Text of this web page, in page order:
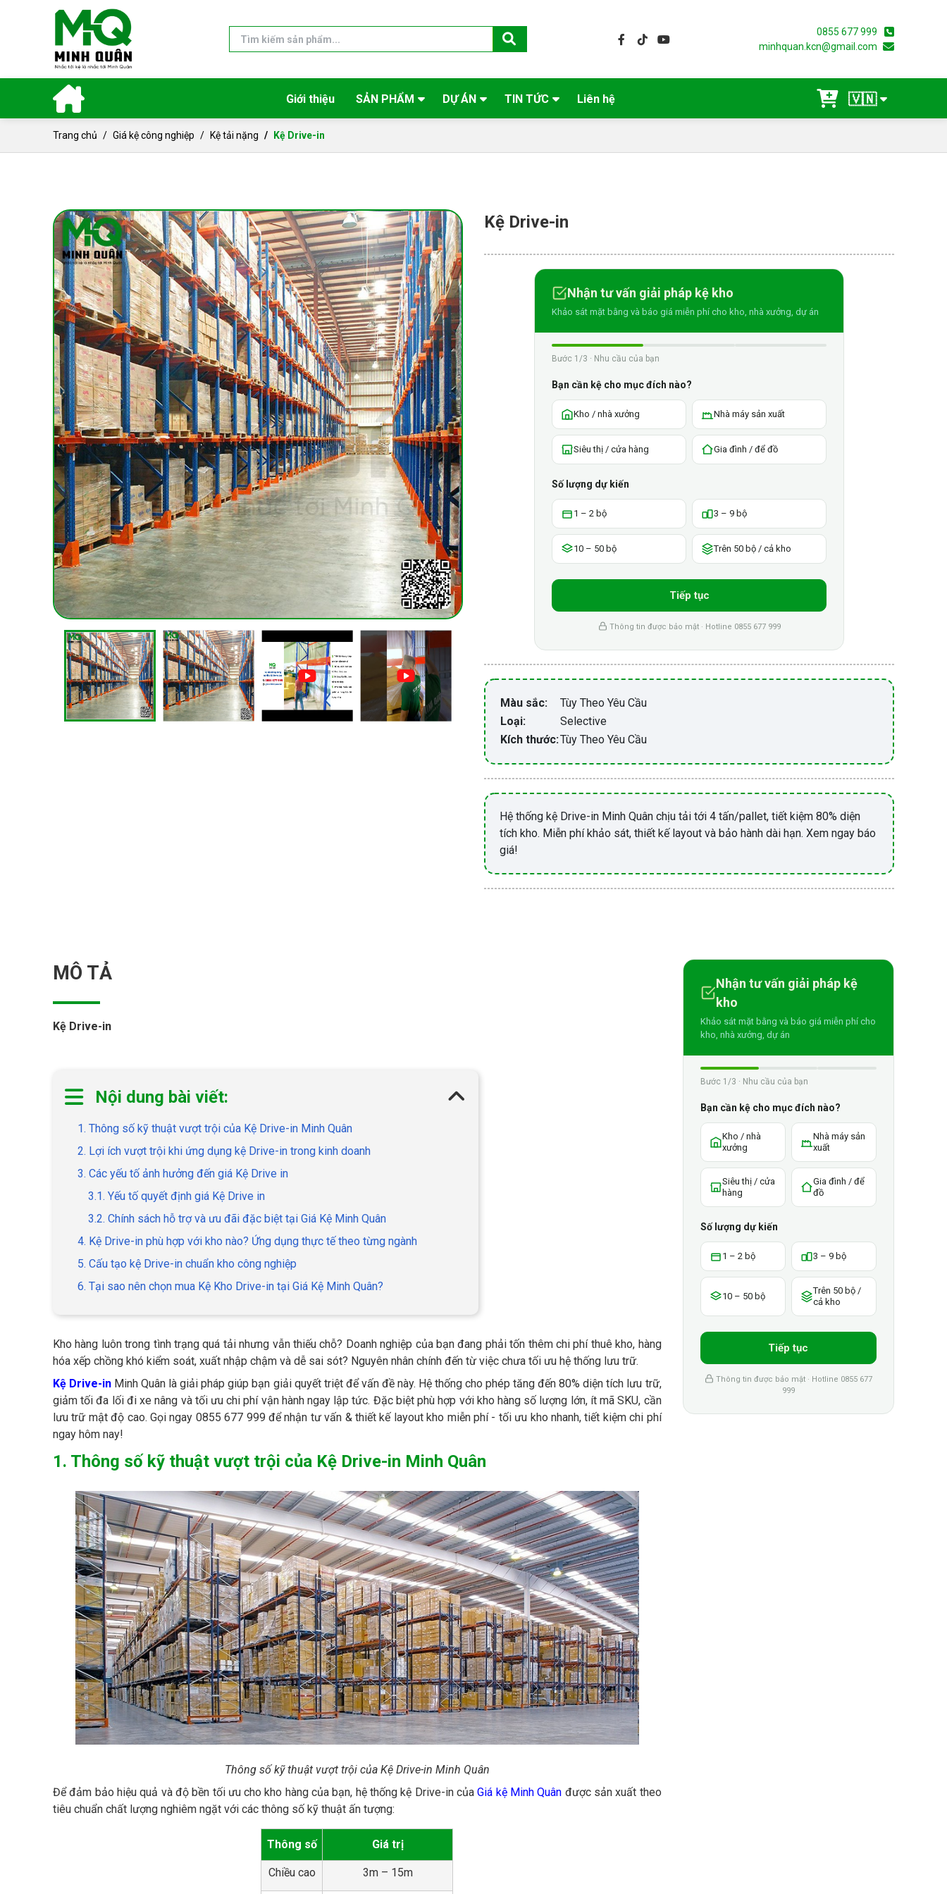
0855 677 999
minhquan.kcn@gmail.com
Giới thiệu SẢN PHẨM DỰ ÁN TIN TỨC Liên hệ 🇻🇳
Trang chủ Giá kệ công nghiệp Kệ tải nặng Kệ Drive-in
Kệ Drive-in
Nhận tư vấn giải pháp kệ kho
Khảo sát mặt bằng và báo giá miễn phí cho kho, nhà xưởng, dự án
Bước 1/3 · Nhu cầu của bạn
Bạn cần kệ cho mục đích nào?
Kho / nhà xưởng Nhà máy sản xuất
Siêu thị / cửa hàng Gia đình / để đồ
Số lượng dự kiến
1 – 2 bộ 3 – 9 bộ
10 – 50 bộ Trên 50 bộ / cả kho
Tiếp tục
Thông tin được bảo mật · Hotline 0855 677 999
Màu sắc:
Tùy Theo Yêu Cầu
Loại:
Selective
Kích thước:Tùy Theo Yêu Cầu
Hệ thống kệ Drive-in Minh Quân chịu tải tới 4 tấn/pallet, tiết kiệm 80% diện
tích kho. Miễn phí khảo sát, thiết kế layout và bảo hành dài hạn. Xem ngay báo
giá!
MÔ TẢ
Kệ Drive-in
Nội dung bài viết:
1. Thông số kỹ thuật vượt trội của Kệ Drive-in Minh Quân
2. Lợi ích vượt trội khi ứng dụng kệ Drive-in trong kinh doanh
3. Các yếu tố ảnh hưởng đến giá Kệ Drive in
3.1. Yếu tố quyết định giá Kệ Drive in
3.2. Chính sách hỗ trợ và ưu đãi đặc biệt tại Giá Kệ Minh Quân
4. Kệ Drive-in phù hợp với kho nào? Ứng dụng thực tế theo từng ngành
5. Cấu tạo kệ Drive-in chuẩn kho công nghiệp
6. Tại sao nên chọn mua Kệ Kho Drive-in tại Giá Kệ Minh Quân?
Kho hàng luôn trong tình trạng quá tải nhưng vẫn thiếu chỗ? Doanh nghiệp của bạn đang phải tốn thêm chi phí thuê kho, hàng
hóa xếp chồng khó kiểm soát, xuất nhập chậm và dễ sai sót? Nguyên nhân chính đến từ việc chưa tối ưu hệ thống lưu trữ.
Kệ Drive-in Minh Quân là giải pháp giúp bạn giải quyết triệt để vấn đề này. Hệ thống cho phép tăng đến 80% diện tích lưu trữ,
giảm tối đa lối đi xe nâng và tối ưu chi phí vận hành ngay lập tức. Đặc biệt phù hợp với kho hàng số lượng lớn, ít mã SKU, cần
lưu trữ mật độ cao. Gọi ngay 0855 677 999 để nhận tư vấn & thiết kế layout kho miễn phí - tối ưu kho nhanh, tiết kiệm chi phí
ngay hôm nay!
1. Thông số kỹ thuật vượt trội của Kệ Drive-in Minh Quân
Thông số kỹ thuật vượt trội của Kệ Drive-in Minh Quân
Để đảm bảo hiệu quả và độ bền tối ưu cho kho hàng của bạn, hệ thống kệ Drive-in củaGiá kệ Minh Quân được sản xuất theo
tiêu chuẩn chất lượng nghiêm ngặt với các thông số kỹ thuật ấn tượng:
Thông số Giá trị
Chiều cao 3m – 15m
Nhận tư vấn giải pháp kệ
kho
Khảo sát mặt bằng và báo giá miễn phí cho
kho, nhà xưởng, dự án
Bước 1/3 · Nhu cầu của bạn
Bạn cần kệ cho mục đích nào?
Kho / nhà
xưởng
Nhà máy sản
xuất
Siêu thị / cửa
hàng
Gia đình / để
đồ
Số lượng dự kiến
1 – 2 bộ 3 – 9 bộ
10 – 50 bộ
Trên 50 bộ /
cả kho
Tiếp tục
Thông tin được bảo mật · Hotline 0855 677
999